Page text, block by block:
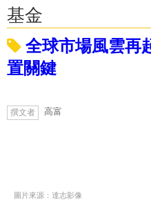
基金
全球市場風雲再
置關鍵
撰文者 高富
圖片來源：達志影像